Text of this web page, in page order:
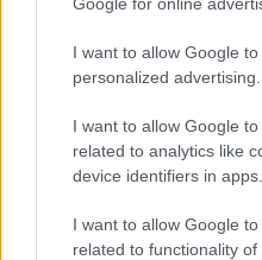
I want to allow Google
personalized advertising.
I want to allow Google
related to analytics like
device identifiers in apps.
I want to allow Google
related to functionality of
Τι πρέπει να κάνουν
και 70 – Μην
σώμα σας